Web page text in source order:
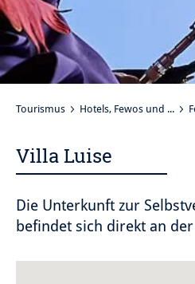
Tourismus Hotels, Fewos und ...
Villa Luise
Die Unterkunft zur
befindet sich direkt an